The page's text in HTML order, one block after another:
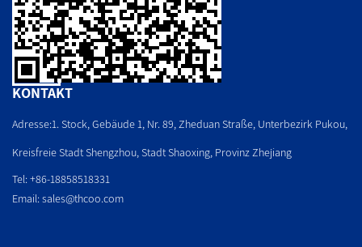
KONTAKT
Adresse:1. Stock, Gebäude 1, Nr. 89, Zheduan Straße, Unterbezirk Pukou,
Kreisfreie Stadt Shengzhou, Stadt Shaoxing, Provinz Zhejiang
Tel: +86-18858518331
Email:sales@thcoo.com